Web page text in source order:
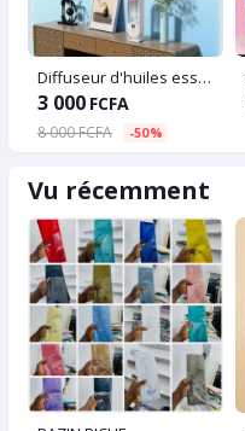
Diffuseur d'huiles essentielles mural, vaporisateur chronométré aste, désodorisant à affichage numérique
3 000 FCFA
8 000 FCFA -50%
Vu récemment